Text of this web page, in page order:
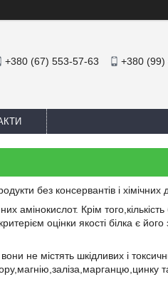
+380 (67) 553-57-63 +380 (99)
без консервантів і
амінокислот. Крім
оцінки якості білка є
не містять шкідливих і